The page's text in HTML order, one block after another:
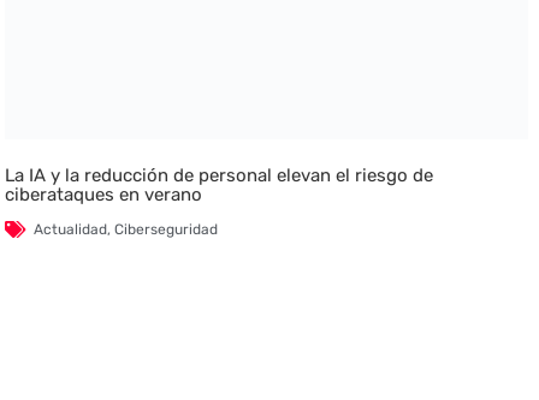
La IA y la reducción de personal elevan el riesgo de
ciberataques en verano
Actualidad,Ciberseguridad